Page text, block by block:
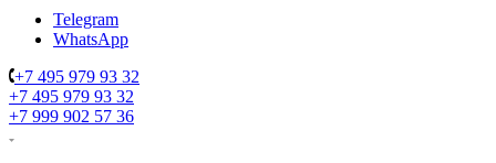
Telegram
WhatsApp
+7 495 979 93 32
+7 495 979 93 32
+7 999 902 57 36